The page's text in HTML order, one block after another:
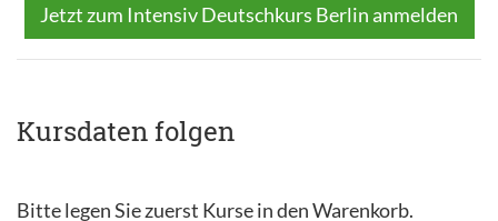
Jetzt zum Intensiv Deutschkurs Berlin anmelden
Kursdaten folgen
Bitte legen Sie zuerst Kurse in den Warenkorb.